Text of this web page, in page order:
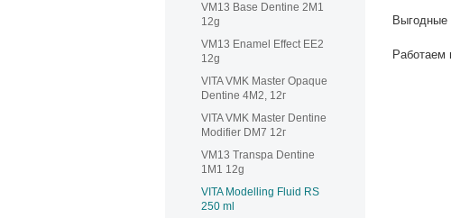
VM13 Base Dentine 2M1
12g
VM13 Enamel Effect EE2
12g
VITA VMK Master Opaque
Dentine 4M2, 12г
VITA VMK Master Dentine
Modifier DM7 12г
VM13 Transpa Dentine
1M1 12g
VITA Modelling Fluid RS
250 ml
Выгодные
Работаем